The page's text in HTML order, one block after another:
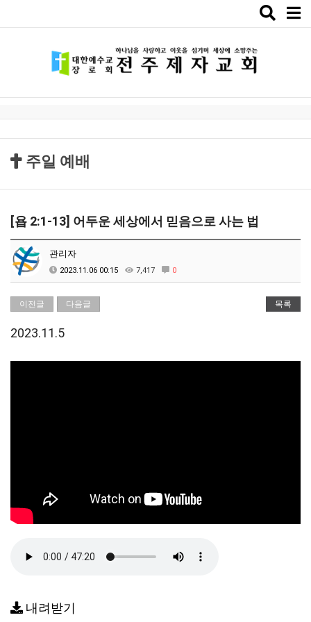
Toggle
주일 예배
[욥 2:1-13] 어두운 세상에서 믿음으로 사는 법
관리자
2023.11.06 00:15 7,417 0
이전글 다음글 목록
2023.11.5
내려받기